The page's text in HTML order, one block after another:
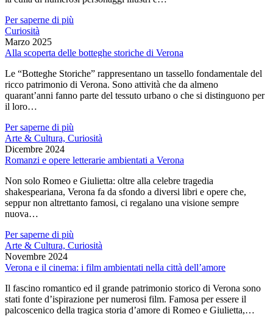
Per saperne di più
Curiosità
Marzo 2025
Alla scoperta delle botteghe storiche di Verona
Le “Botteghe Storiche” rappresentano un tassello fondamentale del
ricco patrimonio di Verona. Sono attività che da almeno
quarant’anni fanno parte del tessuto urbano o che si distinguono per
il loro…
Per saperne di più
Arte & Cultura, Curiosità
Dicembre 2024
Romanzi e opere letterarie ambientati a Verona
Non solo Romeo e Giulietta: oltre alla celebre tragedia
shakespeariana, Verona fa da sfondo a diversi libri e opere che,
seppur non altrettanto famosi, ci regalano una visione sempre
nuova…
Per saperne di più
Arte & Cultura, Curiosità
Novembre 2024
Verona e il cinema: i film ambientati nella città dell’amore
Il fascino romantico ed il grande patrimonio storico di Verona sono
stati fonte d’ispirazione per numerosi film. Famosa per essere il
palcoscenico della tragica storia d’amore di Romeo e Giulietta,…